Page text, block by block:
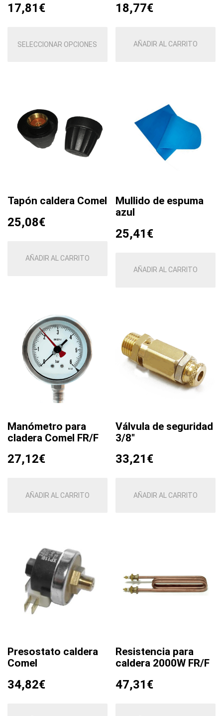
17,81€
SELECCIONAR OPCIONES
producto
18,77€
AÑADIR AL CARRITO
Tapón caldera Comel
25,08€
AÑADIR AL CARRITO
Mullido de espuma
azul
25,41€
AÑADIR AL CARRITO
Manómetro para
cladera Comel FR/F
27,12€
AÑADIR AL CARRITO
Válvula de seguridad
3/8″
33,21€
AÑADIR AL CARRITO
Presostato caldera
Comel
34,82€
Resistencia para
caldera 2000W FR/F
47,31€